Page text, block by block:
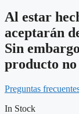
Al estar
aceptarán
Sin
producto no
Preguntas
In Stock